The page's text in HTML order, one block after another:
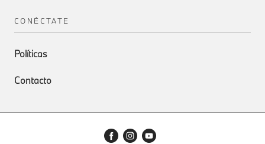
CONÉCTATE
Políticas
Contacto